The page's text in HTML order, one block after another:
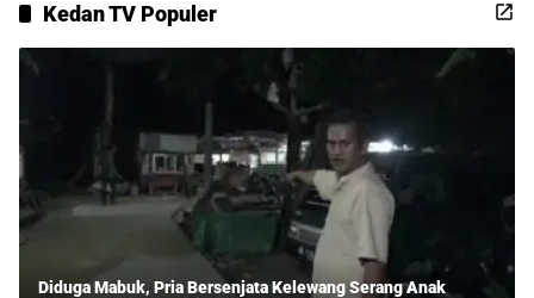
Kedan TV Populer
Diduga Mabuk, Pria Bersenjata Kelewang Serang Anak